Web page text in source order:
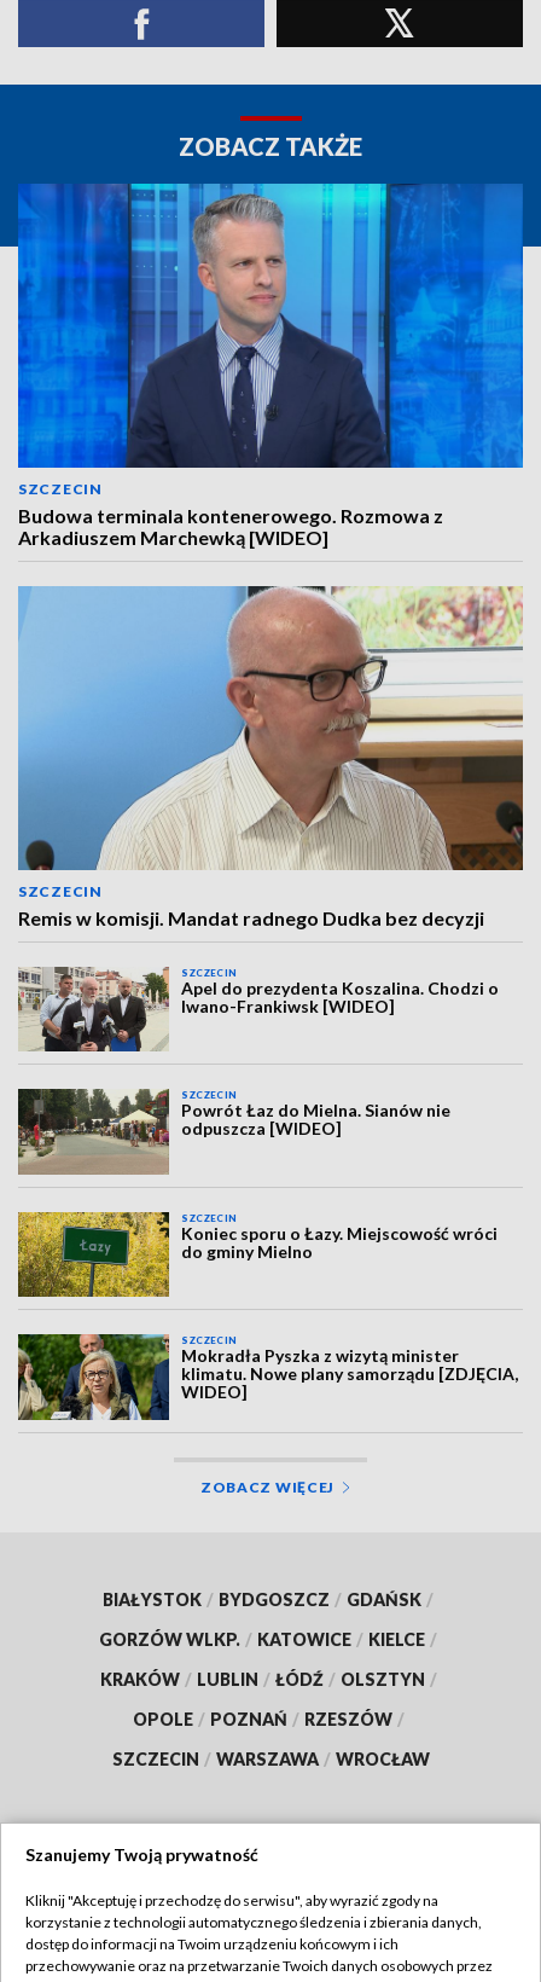
ZOBACZ TAKŻE
SZCZECIN
Budowa terminala kontenerowego. Rozmowa z
Arkadiuszem Marchewką [WIDEO]
SZCZECIN
Remis w komisji. Mandat radnego Dudka bez decyzji
SZCZECIN
Apel do prezydenta Koszalina. Chodzi o
Iwano-Frankiwsk [WIDEO]
SZCZECIN
Powrót Łaz do Mielna. Sianów nie
odpuszcza [WIDEO]
SZCZECIN
Koniec sporu o Łazy. Miejscowość wróci
do gminy Mielno
SZCZECIN
Mokradła Pyszka z wizytą minister
klimatu. Nowe plany samorządu [ZDJĘCIA,
WIDEO]
ZOBACZ WIĘCEJ
BIAŁYSTOK / BYDGOSZCZ / GDAŃSK /
GORZÓW WLKP. / KATOWICE / KIELCE /
KRAKÓW / LUBLIN / ŁÓDŹ / OLSZTYN /
OPOLE / POZNAŃ / RZESZÓW /
SZCZECIN / WARSZAWA / WROCŁAW
TVP
Abonament TVP
Regulamin TVP
Szanujemy Twoją prywatność
Kliknij "Akceptuję i przechodzę do serwisu", aby wyrazić zgody na
korzystanie z technologii automatycznego śledzenia i zbierania danych,
dostęp do informacji na Twoim urządzeniu końcowym i ich
przechowywanie oraz na przetwarzanie Twoich danych osobowych przez